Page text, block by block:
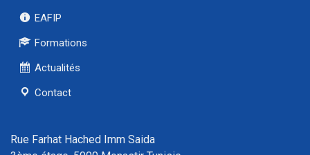
EAFIP
Formations
Actualités
Contact
Rue Farhat Hached Imm Saida